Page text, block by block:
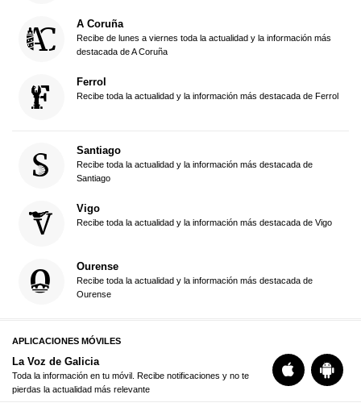
A Coruña
Recibe de lunes a viernes toda la actualidad y la información más
destacada de A Coruña
Ferrol
Recibe toda la actualidad y la información más destacada de Ferrol
Santiago
Recibe toda la actualidad y la información más destacada de
Santiago
Vigo
Recibe toda la actualidad y la información más destacada de Vigo
Ourense
Recibe toda la actualidad y la información más destacada de
Ourense
APLICACIONES MÓVILES
La Voz de Galicia
Toda la información en tu móvil. Recibe notificaciones y no te
pierdas la actualidad más relevante